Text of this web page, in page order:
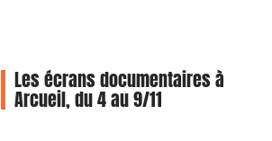
Les écrans documentaires à
Arcueil, du 4 au 9/11